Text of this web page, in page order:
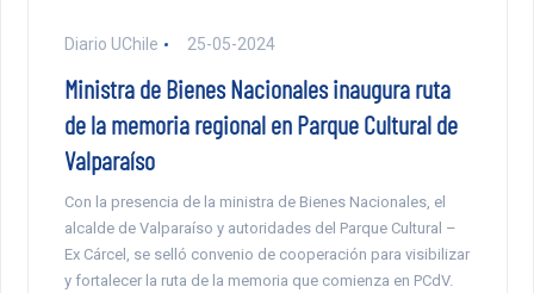
Diario UChile 25-05-2024
Ministra de Bienes Nacionales inaugura ruta
de la memoria regional en Parque Cultural de
Valparaíso
Con la presencia de la ministra de Bienes Nacionales, el
alcalde de Valparaíso y autoridades del Parque Cultural –
Ex Cárcel, se selló convenio de cooperación para visibilizar
y fortalecer la ruta de la memoria que comienza en PCdV.